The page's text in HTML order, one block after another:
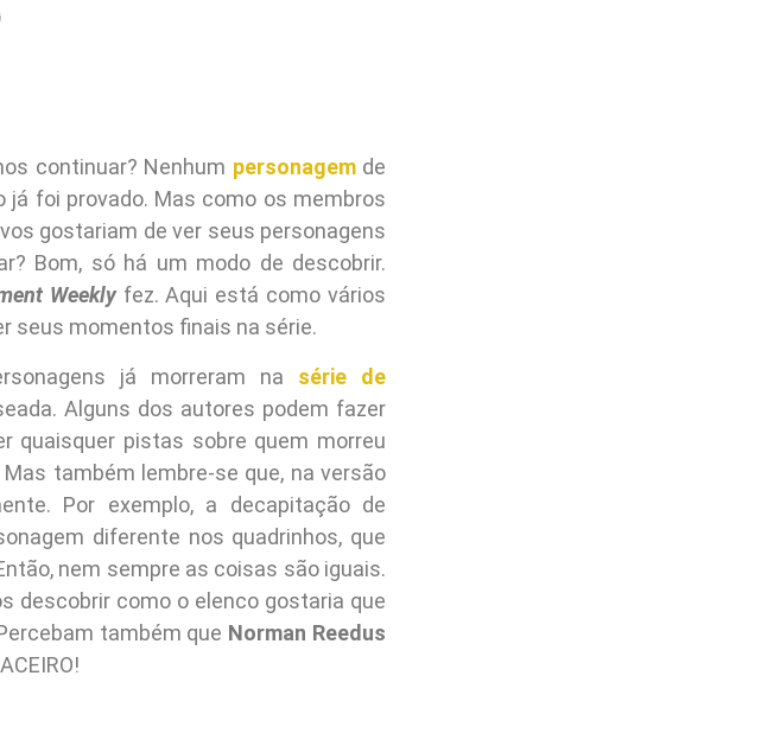
continuar? Nenhum personagemde
já foi provado. Mas como os membros
gostariam de ver seus personagens
Bom, só há um modo de descobrir.
Weeklyfez. Aqui está como vários
seus momentos finais na série.
já morreram na série de
Alguns dos autores podem fazer
quaisquer pistas sobre quem morreu
também lembre-se que, na versão
Por exemplo, a decapitação de
diferente nos quadrinhos, que
nem sempre as coisas são iguais.
descobrir como o elenco gostaria que
também que Norman Reedus